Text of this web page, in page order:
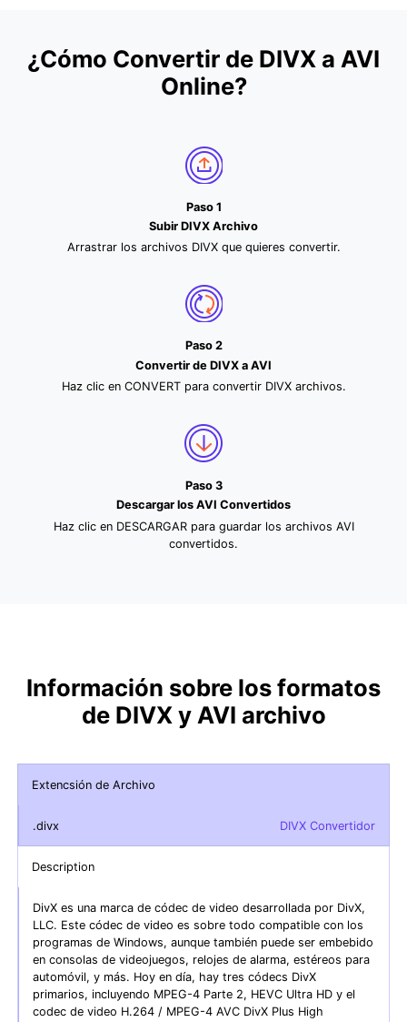
¿Cómo Convertir de DIVX a AVI
Online?
Paso 1
Subir DIVX Archivo
Arrastrar los archivos DIVX que quieres convertir.
Paso 2
Convertir de DIVX a AVI
Haz clic en CONVERT para convertir DIVX archivos.
Paso 3
Descargar los AVI Convertidos
Haz clic en DESCARGAR para guardar los archivos AVI
convertidos.
Información sobre los formatos
de DIVX y AVI archivo
Extencsión de Archivo
.divx DIVX Convertidor
Description
DivX es una marca de códec de video desarrollada por DivX,
LLC. Este códec de video es sobre todo compatible con los
programas de Windows, aunque también puede ser embebido
en consolas de videojuegos, relojes de alarma, estéreos para
automóvil, y más. Hoy en día, hay tres códecs DivX
primarios, incluyendo MPEG-4 Parte 2, HEVC Ultra HD y el
codec de video H.264 / MPEG-4 AVC DivX Plus High